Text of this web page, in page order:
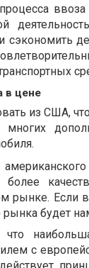
сэкономить
в цене
из США,
рынке. Если
будет
с